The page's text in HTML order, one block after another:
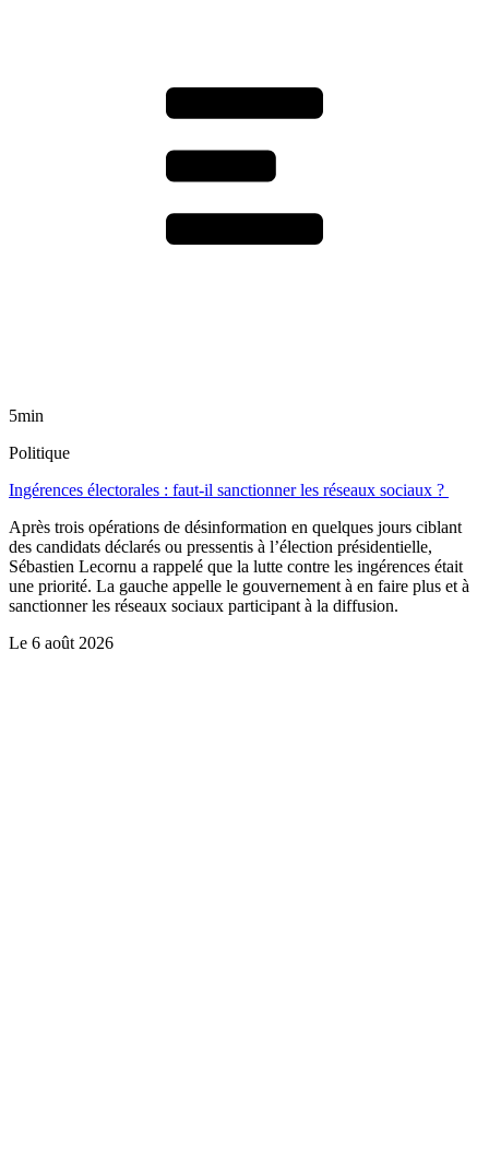
5min
Politique
Ingérences électorales : faut-il sanctionner les réseaux sociaux ?
Après trois opérations de désinformation en quelques jours ciblant
des candidats déclarés ou pressentis à l’élection présidentielle,
Sébastien Lecornu a rappelé que la lutte contre les ingérences était
une priorité. La gauche appelle le gouvernement à en faire plus et à
sanctionner les réseaux sociaux participant à la diffusion.
Le 6 août 2026